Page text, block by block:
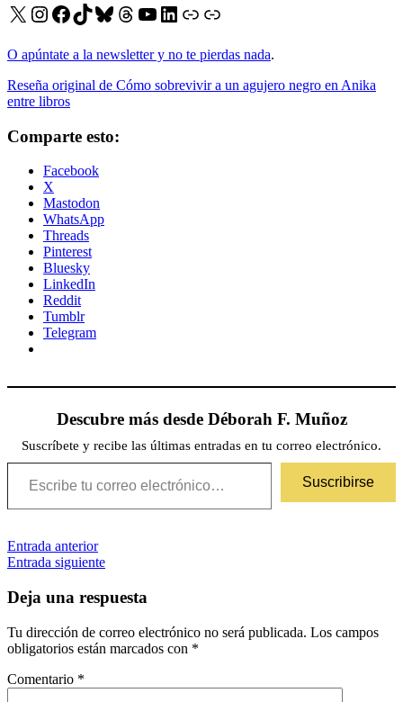
X Instagram
Facebook
TikTok
Bluesky
Threads
YouTube
LinkedIn
EnlaceEnlace
O apúntate a la newsletter y no te pierdas nada.
Reseña original de Cómo sobrevivir a un agujero negro en Anika
entre libros
Comparte esto:
Facebook
X
Mastodon
WhatsApp
Threads
Pinterest
Bluesky
LinkedIn
Reddit
Tumblr
Telegram
Descubre más desde Déborah F. Muñoz
Suscríbete y recibe las últimas entradas en tu correo electrónico.
Escribe tu correo electrónico…
Suscribirse
Etiquetas5/5astrofísica
Navegación
de
entradas
Entrada anterior
Entrada siguiente
Deja una respuesta
Tu dirección de correo electrónico no será publicada. Los campos
obligatorios están marcados con *
Comentario *